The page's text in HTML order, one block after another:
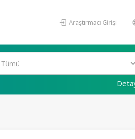
Araştırmacı Girişi